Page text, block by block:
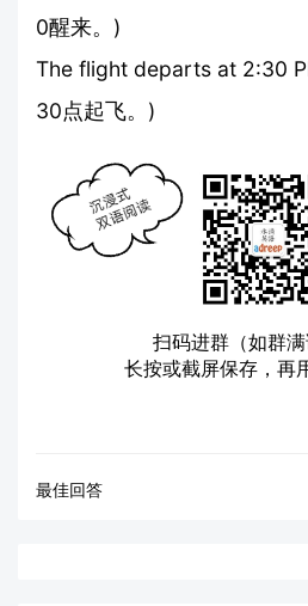
0醒来。)
The flight departs at 2:30
30点起飞。)
扫码进群（如群满
长按或截屏保存，再
最佳回答